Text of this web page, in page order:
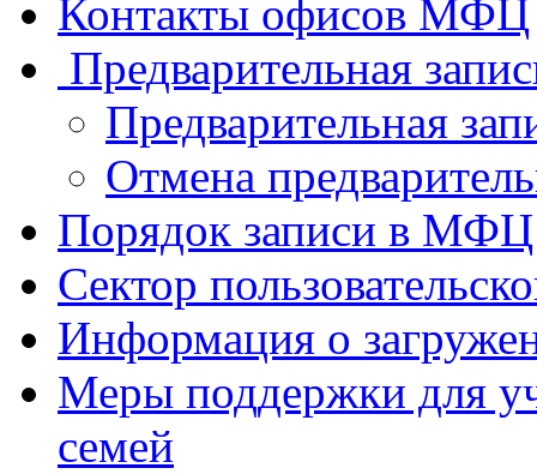
Контакты офисов МФЦ
Предварительная
Предварительная
Отмена
Порядок записи в МФЦ
Сектор
Информация о
Меры поддержки для
семей